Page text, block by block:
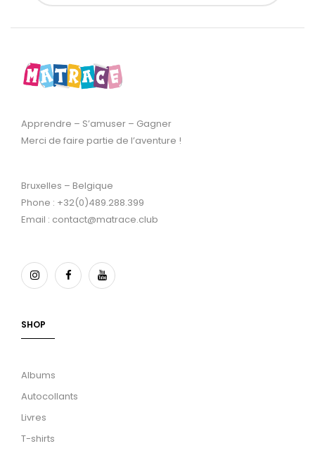
Apprendre – S’amuser – Gagner
Merci de faire partie de l’aventure !
Bruxelles – Belgique
Phone : +32(0)489.288.399
Email : contact@matrace.club
SHOP
Albums
Autocollants
Livres
T-shirts